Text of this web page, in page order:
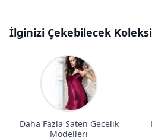
İlginizi Çekebilecek
Daha Fazla Saten Gecelik
Modelleri